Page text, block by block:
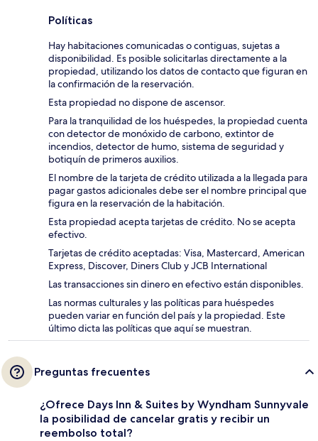
Políticas
Hay habitaciones comunicadas o contiguas, sujetas a
disponibilidad. Es posible solicitarlas directamente a la
propiedad, utilizando los datos de contacto que figuran en
la confirmación de la reservación.
Esta propiedad no dispone de ascensor.
Para la tranquilidad de los huéspedes, la propiedad cuenta
con detector de monóxido de carbono, extintor de
incendios, detector de humo, sistema de seguridad y
botiquín de primeros auxilios.
El nombre de la tarjeta de crédito utilizada a la llegada para
pagar gastos adicionales debe ser el nombre principal que
figura en la reservación de la habitación.
Esta propiedad acepta tarjetas de crédito. No se acepta
efectivo.
Tarjetas de crédito aceptadas: Visa, Mastercard, American
Express, Discover, Diners Club y JCB International
Las transacciones sin dinero en efectivo están disponibles.
Las normas culturales y las políticas para huéspedes
pueden variar en función del país y la propiedad. Este
último dicta las políticas que aquí se muestran.
Preguntas frecuentes
¿Ofrece Days Inn & Suites by Wyndham Sunnyvale
la posibilidad de cancelar gratis y recibir un
reembolso total?